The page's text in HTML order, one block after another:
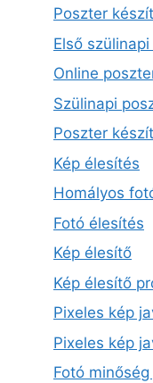
Poszter
Első
Online
Szülinapi
Poszter
Kép élesítés
Homályos
Fotó élesítés
Kép élesítő
Kép élesítő
Pixeles kép
Pixeles kép
Fotó